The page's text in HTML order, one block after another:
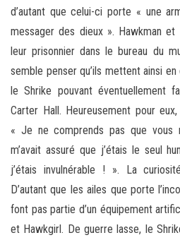
d’autant que celui-ci porte « une
messager des dieux ». Hawkman et
leur prisonnier dans le bureau du
semble penser qu’ils mettent ainsi
le Shrike pouvant éventuellement
Carter Hall. Heureusement pour
« Je ne comprends pas que vous
m’avait assuré que j’étais le seul
j’étais invulnérable ! ». La
D’autant que les ailes que porte
font pas partie d’un équipement
et Hawkgirl. De guerre lasse, le